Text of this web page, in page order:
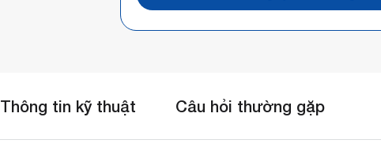
Thông tin kỹ thuật Câu hỏi thường gặp